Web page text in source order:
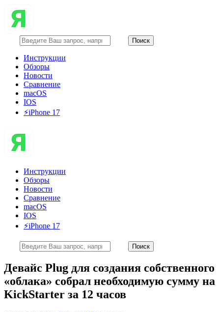
Инструкции
Обзоры
Новости
Сравнение
macOS
IOS
⚡️iPhone 17
Инструкции
Обзоры
Новости
Сравнение
macOS
IOS
⚡️iPhone 17
Девайс Plug для создания собственного
«облака» собрал необходимую сумму на
KickStarter за 12 часов